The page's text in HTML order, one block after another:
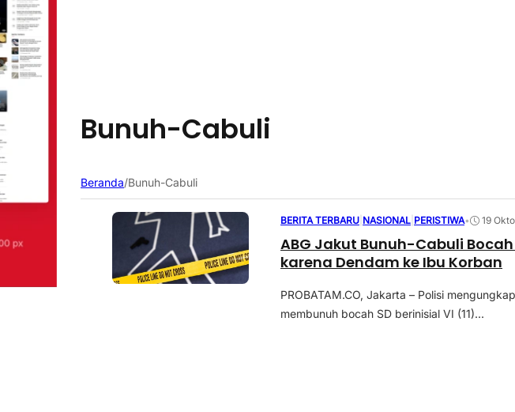
Bunuh-Cabuli
Beranda/Bunuh-Cabuli
BERITA TERBARU NASIONAL PERISTIWA• 19
ABG Jakut Bunuh-Cabuli Bocah
karena Dendam ke Ibu Korban
PROBATAM.CO, Jakarta – Polisi
membunuh bocah SD berinisial VI (11)...